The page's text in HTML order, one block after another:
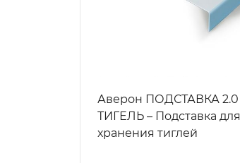
Аверон ПОДСТАВКА 2.0
ТИГЕЛЬ – Подставка для
хранения тиглей